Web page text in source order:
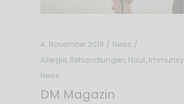
4. November 2019
News
Allergie, Behandlungen, Haut,
News
DM Magazin